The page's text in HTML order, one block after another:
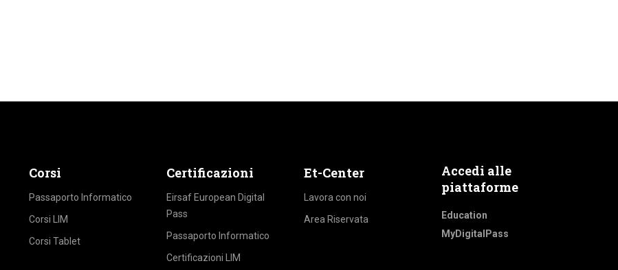
Corsi
Passaporto Informatico
Corsi LIM
Corsi Tablet
Certificazioni
Eirsaf European Digital
Pass
Passaporto Informatico
Certificazioni LIM
Et-Center
Lavora con noi
Area Riservata
Accedi alle
piattaforme
Education
MyDigitalPass